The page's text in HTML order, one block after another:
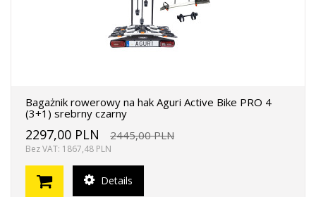
Bagażnik rowerowy na hak Aguri Active Bike PRO 4
(3+1) srebrny czarny
2297,00 PLN 2445,00 PLN
Bez VAT: 1867,48 PLN
Details